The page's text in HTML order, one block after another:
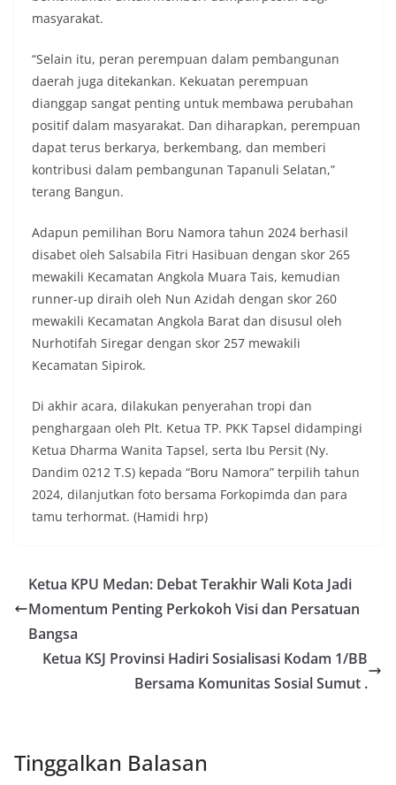
momentum bersejarah HUT Kemerdekaan
oleh Bhabinkamtibmas di wilayah Kelurahan
Sunggal sebagai bagian dari upaya menciptakan
situasi Kamtibmas yang aman dan kondusif,
sekaligus menumbuhkan semangat nasionalisme
warga dalam menyambut Hari Kemerdekaan RI.
Bhabinkamtibmas Polsek Medan Sunggal
Sambangi Warga Kelurahan Sunggal, Ingatkan
Pemasangan Bendera Merah Putih Jelang HUT
rangka menyambut Hari Ulang Tahun
Kemerdekaan Republik Indonesia yang ke-81,
Bhabinkamtibmas Kelurahan Sunggal, Aiptu
Muliyadi Suraukur, melaksanakan kegiatan
sambang Door to Door System (DDS) kepada
warga di wilayah Kelurahan Sunggal, Kecamatan
Medan Sunggal, pada Rabu (05/08/2026).‎‎Kegiatan
tersebut berlangsung sejak pukul 09.00 WIB
hingga selesai, menyasar rumah-rumah warga di
tersebut.‎Sambang Langsung ke Rumah
Warga‎Dalam kegiatan ini, Aiptu Muliyadi
Suraukur mendatangi warga secara langsung dari
rumah ke rumah untuk menjalin silaturahmi
sekaligus menyampaikan pesan-pesan
kamtibmas. Kehadiran petugas disambut baik
oleh warga, yang sebagian besar tengah bersiap
menyambut momentum HUT Kemerdekaan RI
akrab, Bhabinkamtibmas menyapa warga,
menanyakan kondisi keamanan dan kenyamanan
lingkungan tempat tinggal, serta membuka ruang
komunikasi dua arah agar warga dapat
menyampaikan keluhan maupun informasi terkait
situasi kamtibmas di sekitar mereka.‎‎‎Salah satu
poin utama yang disampaikan dalam kegiatan
penghormatan dan rasa cinta tanah air
menjelang perayaan HUT Kemerdekaan RI.
masyarakat.
“Selain itu, peran perempuan dalam pembangunan
daerah juga ditekankan. Kekuatan perempuan
dianggap sangat penting untuk membawa perubahan
positif dalam masyarakat. Dan diharapkan, perempuan
dapat terus berkarya, berkembang, dan memberi
kontribusi dalam pembangunan Tapanuli Selatan,”
terang Bangun.
Adapun pemilihan Boru Namora tahun 2024 berhasil
disabet oleh Salsabila Fitri Hasibuan dengan skor 265
mewakili Kecamatan Angkola Muara Tais, kemudian
runner-up diraih oleh Nun Azidah dengan skor 260
mewakili Kecamatan Angkola Barat dan disusul oleh
Nurhotifah Siregar dengan skor 257 mewakili
Kecamatan Sipirok.
Di akhir acara, dilakukan penyerahan tropi dan
penghargaan oleh Plt. Ketua TP. PKK Tapsel didampingi
Ketua Dharma Wanita Tapsel, serta Ibu Persit (Ny.
Dandim 0212 T.S) kepada “Boru Namora” terpilih tahun
2024, dilanjutkan foto bersama Forkopimda dan para
tamu terhormat. (Hamidi hrp)
Ketua KPU Medan: Debat Terakhir Wali Kota Jadi
Momentum Penting Perkokoh Visi dan Persatuan
Bangsa
Ketua KSJ Provinsi Hadiri Sosialisasi Kodam 1/BB
Bersama Komunitas Sosial Sumut .
Tinggalkan Balasan